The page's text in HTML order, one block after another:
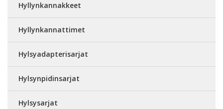
Hyllynkannakkeet
Hyllynkannattimet
Hylsyadapterisarjat
Hylsynpidinsarjat
Hylsysarjat